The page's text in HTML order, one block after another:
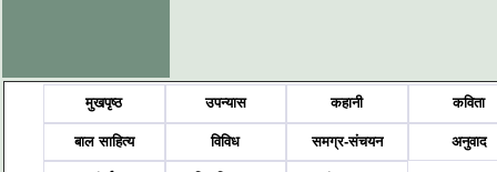
मुखपृष्ठ उपन्यास कहानी कविता
बाल साहित्य विविध समग्र-संचयन अनुवाद